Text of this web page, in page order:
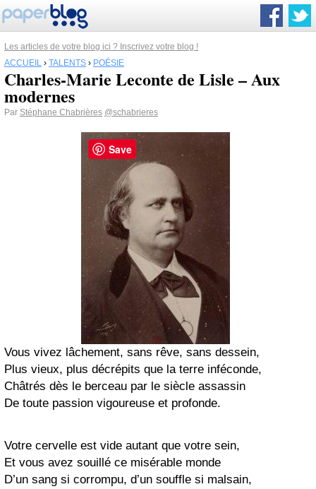
Les articles de votre blog ici ? Inscrivez votre blog !
ACCUEIL › TALENTS › POÉSIE
Charles-Marie Leconte de Lisle – Aux
modernes
Par Stéphane Chabrières @schabrieres
Vous vivez lâchement, sans rêve, sans dessein,
Plus vieux, plus décrépits que la terre inféconde,
Châtrés dès le berceau par le siècle assassin
De toute passion vigoureuse et profonde.
Votre cervelle est vide autant que votre sein,
Et vous avez souillé ce misérable monde
D’un sang si corrompu, d’un souffle si malsain,
Save